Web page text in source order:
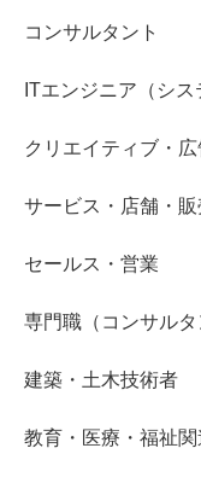
コンサルタント
ITエンジニア（シス
クリエイティブ・広
サービス・店舗・販
セールス・営業
専門職（コンサルタ
建築・土木技術者
教育・医療・福祉